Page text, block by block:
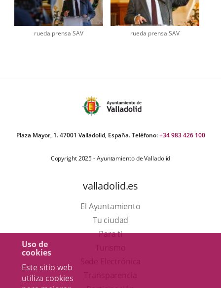
Uso de
cookies
Este sitio web
utiliza cookies
rueda prensa SAV rueda prensa SAV
Plaza Mayor, 1. 47001 Valladolid, España. Teléfono:+34 983 426 100
Copyright 2025 - Ayuntamiento de Valladolid
valladolid.es
El Ayuntamiento
Tu ciudad
Para ti